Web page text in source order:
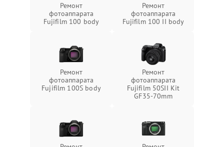
Ремонт
фотоаппарата
Fujifilm 100 body
Ремонт
фотоаппарата
Fujifilm 100 II body
Ремонт
фотоаппарата
Fujifilm 100S body
Ремонт
фотоаппарата
Fujifilm 50SII Kit
GF35-70mm